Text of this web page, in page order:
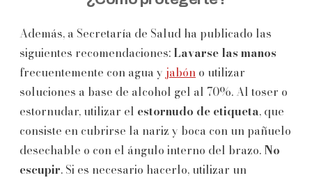
Además, a Secretaría de Salud ha publicado las
siguientes recomendaciones: Lavarse las manos
frecuentemente con agua y jabón o utilizar
soluciones a base de alcohol gel al 70%. Al toser o
estornudar, utilizar el estornudo de etiqueta, que
consiste en cubrirse la nariz y boca con un pañuelo
desechable o con el ángulo interno del brazo.No
escupir. Si es necesario hacerlo, utilizar un